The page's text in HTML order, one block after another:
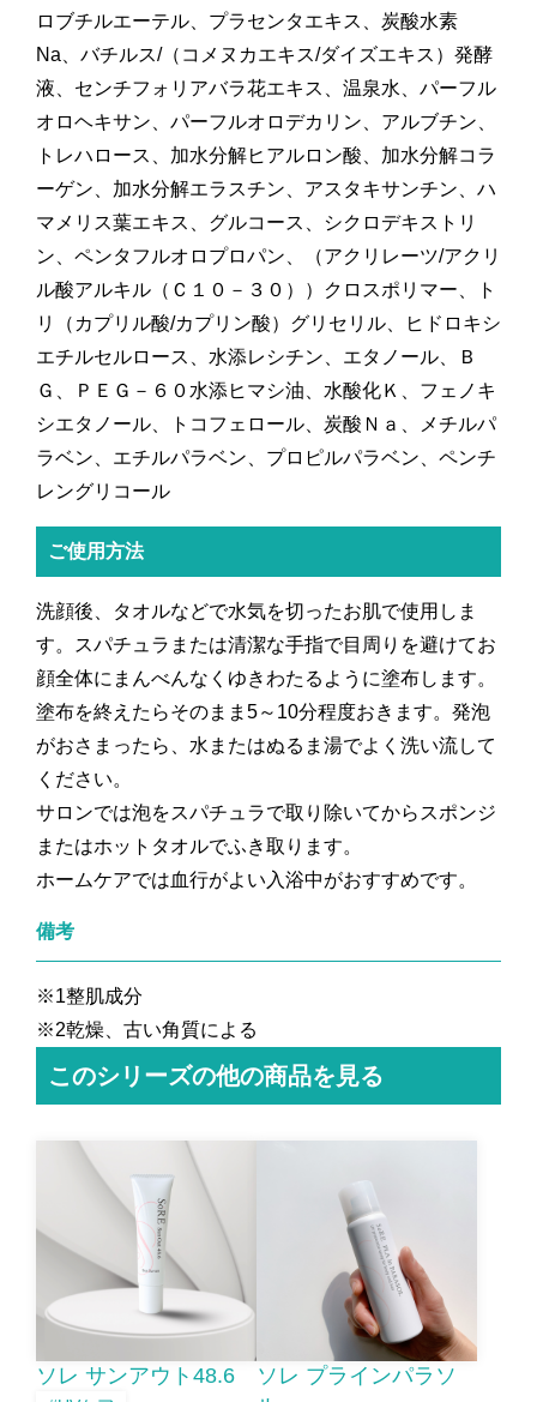
ロブチルエーテル、プラセンタエキス、炭酸水素
Na、バチルス/（コメヌカエキス/ダイズエキス）発酵
液、センチフォリアバラ花エキス、温泉水、パーフル
オロヘキサン、パーフルオロデカリン、アルブチン、
トレハロース、加水分解ヒアルロン酸、加水分解コラ
ーゲン、加水分解エラスチン、アスタキサンチン、ハ
マメリス葉エキス、グルコース、シクロデキストリ
ン、ペンタフルオロプロパン、（アクリレーツ/アクリ
ル酸アルキル（Ｃ１０－３０））クロスポリマー、ト
リ（カプリル酸/カプリン酸）グリセリル、ヒドロキシ
エチルセルロース、水添レシチン、エタノール、Ｂ
Ｇ、ＰＥＧ－６０水添ヒマシ油、水酸化Ｋ、フェノキ
シエタノール、トコフェロール、炭酸Ｎａ、メチルパ
ラベン、エチルパラベン、プロピルパラベン、ペンチ
レングリコール
ご使用方法
洗顔後、タオルなどで水気を切ったお肌で使用しま
す。スパチュラまたは清潔な手指で目周りを避けてお
顔全体にまんべんなくゆきわたるように塗布します。
塗布を終えたらそのまま5～10分程度おきます。発泡
がおさまったら、水またはぬるま湯でよく洗い流して
ください。
サロンでは泡をスパチュラで取り除いてからスポンジ
またはホットタオルでふき取ります。
ホームケアでは血行がよい入浴中がおすすめです。
備考
※1整肌成分
※2乾燥、古い角質による
このシリーズの他の商品を見る
ソレ サンアウト48.6
ソレ プラインパラソ